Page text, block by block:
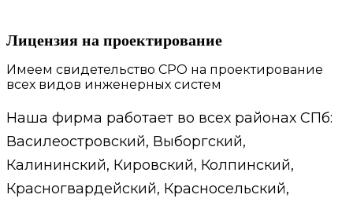
Лицензия на проектирование
Имеем свидетельство СРО на проектирование
всех видов инженерных систем
Наша фирма работает во всех районах СПб:
Василеостровский, Выборгский,
Калининский, Кировский, Колпинский,
Красногвардейский, Красносельский,